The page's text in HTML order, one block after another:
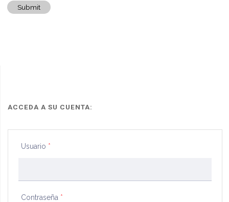
Submit
ACCEDA A SU CUENTA:
Usuario *
Contraseña *